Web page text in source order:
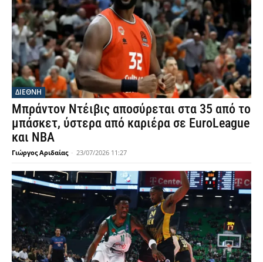
ΔΙΕΘΝΗ
Μπράντον Ντέιβις αποσύρεται στα 35 από το
μπάσκετ, ύστερα από καριέρα σε EuroLeague
και NBA
Γιώργος Αριδαίας - 23/07/2026 11:27